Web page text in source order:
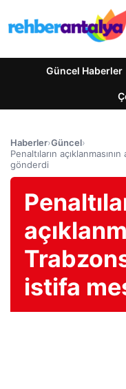
Güncel Haberler
Haberler›Güncel›
Penaltıların
gönderdi
istifa